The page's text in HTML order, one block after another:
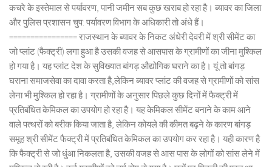
कचरे के इस्तेमाल से पर्यावरण, पानी जमीन सब कुछ खराब हो रहा है। ब्यावर का जिला
और पुलिस प्रशासन चुप: पर्यावरण विभाग के अधिकारी तो अंधे हैं।
================ राजस्थान के ब्यावर के निकट अंधेरी देवरी में श्री सीमेंट का
जो प्लांट (फैक्ट्री) लगा हुआ है उसकी वजह से आसपास के ग्रामीणों का जीना मुश्किल
हो गया है। यह प्लांट देश के सुविख्यात बांगड़ औद्योगिक घराने का है। यूं तो बांगड़
घराना समाजसेवा का दावा करता है,लेकिन ब्यावर प्लांट की वजह से ग्रामीणों को सांस
लेना भी मुश्किल हो रहा है। ग्रामीणों के अनुसार पिछले कुछ दिनों में फैक्ट्री में
प्रतिबंधित केमिकल का उपयोग हो रहा है। यह केमिकल सीमेंट बनाने के काम आने
वाले पत्थरों को बरीक किया जाता है, लेकिन कोयले की कीमत बढ़ने के कारण बांगड़
समूह श्री सीमेंट फैक्ट्री में प्रतिबंधित केमिकल का उपयोग कर रहा है। यही कारण है
कि फैक्ट्री से जो धुंआ निकलता है, उसकी वजह से आस पास के लोगों को सांस लेने में